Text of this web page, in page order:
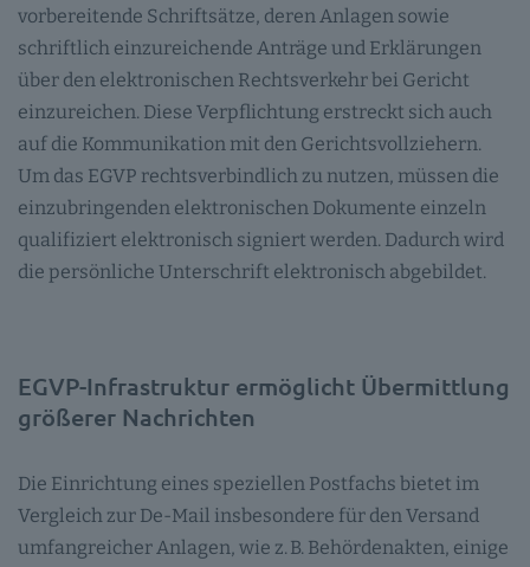
vorbereitende Schriftsätze, deren Anlagen sowie
schriftlich einzureichende Anträge und Erklärungen
über den elektronischen Rechtsverkehr bei Gericht
einzureichen. Diese Verpflichtung erstreckt sich auch
auf die Kommunikation mit den Gerichtsvollziehern.
Um das EGVP rechtsverbindlich zu nutzen, müssen die
einzubringenden elektronischen Dokumente einzeln
qualifiziert elektronisch signiert werden. Dadurch wird
die persönliche Unterschrift elektronisch abgebildet.
EGVP-Infrastruktur ermöglicht Übermittlung
größerer Nachrichten
Die Einrichtung eines speziellen Postfachs bietet im
Vergleich zur De-Mail insbesondere für den Versand
umfangreicher Anlagen, wie z. B. Behördenakten, einige